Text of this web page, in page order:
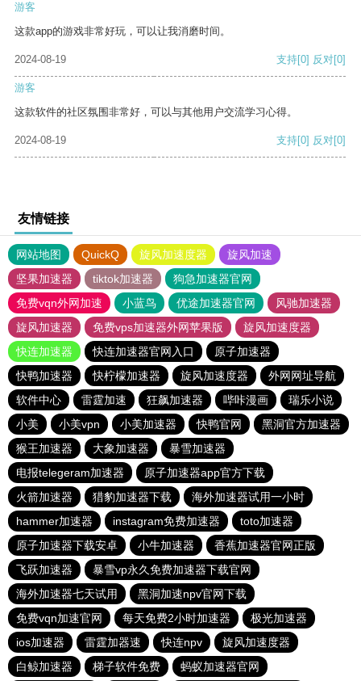
游客
这款app的游戏非常好玩，可以让我消磨时间。
2024-08-19 支持[0] 反对[0]
游客
这款软件的社区氛围非常好，可以与其他用户交流学习心得。
2024-08-19 支持[0] 反对[0]
友情链接
网站地图 QuickQ 旋风加速度器
旋风加速
坚果加速器
tiktok加速器
狗急加速器官网
免费vqn外网加速
小蓝鸟 优途加速器官网
风驰加速器
旋风加速器
免费vps加速器外网苹果版
旋风加速度器
快连加速器
快连加速器官网入口
原子加速器
快鸭加速器
快柠檬加速器 旋风加速度器
外网网址导航
软件中心
雷霆加速 狂飙加速器 哔咔漫画
瑞乐小说
小美
小美vpn 小美加速器 快鸭官网
黑洞官方加速器
猴王加速器
大象加速器
暴雪加速器
电报telegeram加速器
原子加速器app官方下载
火箭加速器
猎豹加速器下载
海外加速器试用一小时
hammer加速器
instagram免费加速器
toto加速器
原子加速器下载安卓
小牛加速器
香蕉加速器官网正版
飞跃加速器
暴雪vp永久免费加速器下载官网
海外加速器七天试用
黑洞加速npv官网下载
免费vqn加速官网
每天免费2小时加速器
极光加速器
ios加速器
雷霆加器速 快连npv
旋风加速度器
白鲸加速器
梯子软件免费 蚂蚁加速器官网